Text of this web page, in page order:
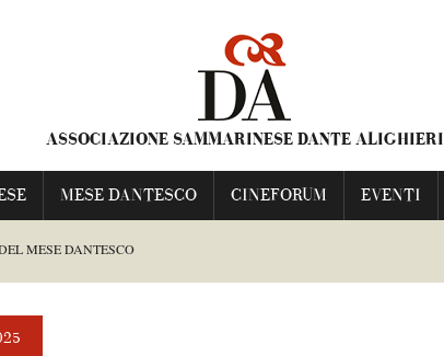
ASSOCIAZIONE SAMMARINESE DANTE ALIGHIERI
MESE DANTESCO CINEFORUM EVENTI
MESE DANTESCO